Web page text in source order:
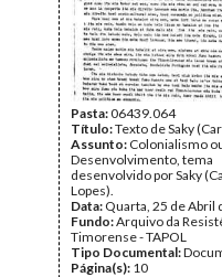
Pasta:06439.064
Título:Texto de Saky
Assunto: Colonialismo
Desenvolvimento, tema
desenvolvido por Saky
Lopes).
Data: Quarta, 25 de Abril
Fundo:Arquivo da
Timorense - TAPOL
Tipo Documental:
Página(s): 10